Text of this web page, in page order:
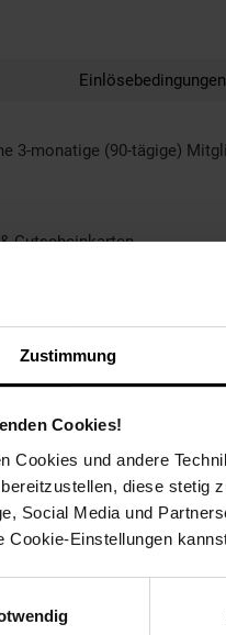
Zustimmung
Cookies!
Cookies und andere
diese stetig
Social Media und
Cookie-Einstellungen
Einlösebedingungen
3-monatige (90-tägige)
Gutscheinkarten
ausgeschlossen.